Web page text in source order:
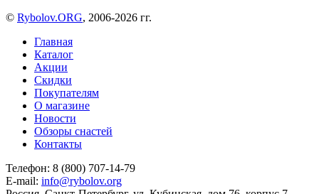
© Rybolov.ORG, 2006-2026 гг.
Главная
Каталог
Акции
Скидки
Покупателям
О магазине
Новости
Обзоры снастей
Контакты
Телефон: 8 (800) 707-14-79
E-mail: info@rybolov.org